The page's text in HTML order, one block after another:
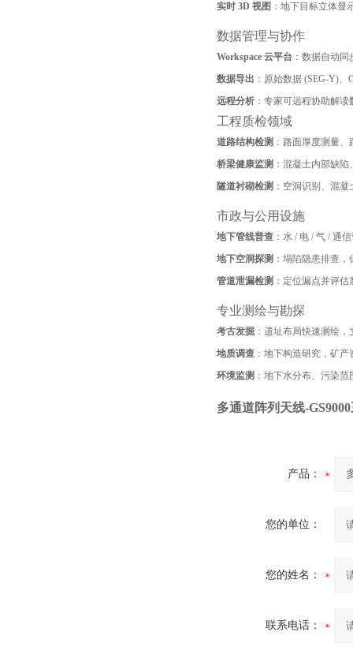
实时 3D 视图 ：地下目标立体显
数据管理与协作
Workspace 云平台 ：数据自动
数据导出 ：原始数据 (SEG-Y)
远程分析 ：专家可远程协助解
工程质检领域
道路结构检测 ：路面厚度测量
桥梁健康监测 ：混凝土内部缺
隧道衬砌检测 ：空洞识别、混
市政与公用设施
地下管线普查 ：水 / 电 / 气 / 通
地下空洞探测 ：塌陷隐患排查
管道泄漏检测 ：定位漏点并评
专业测绘与勘探
考古发掘 ：遗址布局快速测绘
地质调查 ：地下构造研究，矿
环境监测 ：地下水分布、污染范
多通道阵列天线-
产品：
您的单位：
您的姓名：
联系电话：